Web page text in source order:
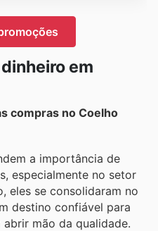
em
compras no Coelho
a importância de
especialmente no setor
eles se consolidaram no
destino confiável para
mão da qualidade.